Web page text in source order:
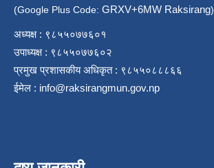
(Google Plus Code: GRXV+6MW Raksirang)
अध्यक्ष : ९८५५०७७६०१
उपाध्यक्ष : ९८५५०७७६०२
प्रमुख प्रशासकीय अधिकृत : ९८५५०८८८६६
ईमेल : info@raksirangmun.gov.np